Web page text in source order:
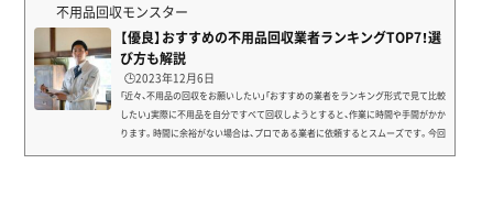
不用品回収モンスター
【優良】おすすめの不用品回収業者ランキングTOP7！選
び方も解説
🕒️2023年12月6日
「近々、不用品の回収をお願いしたい」「おすすめの業者をランキング形式で見て比較
したい」実際に不用品を自分ですべて回収しようとすると、作業に時間や手間がかか
ります。時間に余裕がない場合は、プロである業者に依頼するとスムーズです。今回